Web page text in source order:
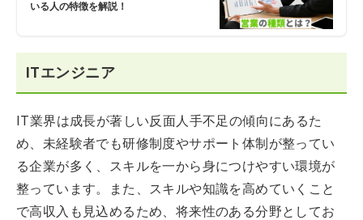
いる人の特徴を解説！
ITエンジニア
IT業界は成長が著しい反面人手不足の傾向にあるた
め、未経験者でも研修制度やサポート体制が整ってい
る企業が多く、スキルを一から身につけやすい環境が
整っています。また、スキルや知識を高めていくこと
で高収入も見込めるため、将来性のある分野としてお